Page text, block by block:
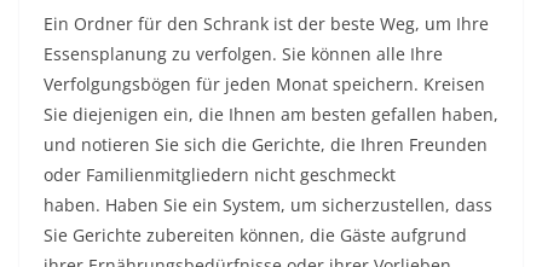
Ein Ordner für den Schrank ist der beste Weg, um Ihre
Essensplanung zu verfolgen. Sie können alle Ihre
Verfolgungsbögen für jeden Monat speichern. Kreisen
Sie diejenigen ein, die Ihnen am besten gefallen haben,
und notieren Sie sich die Gerichte, die Ihren Freunden
oder Familienmitgliedern nicht geschmeckt
haben. Haben Sie ein System, um sicherzustellen, dass
Sie Gerichte zubereiten können, die Gäste aufgrund